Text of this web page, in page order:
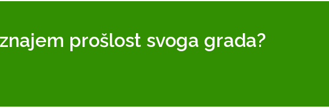
prošlost svoga grada?